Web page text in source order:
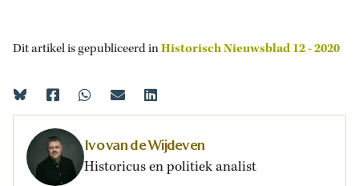
Dit artikel is gepubliceerd inHistorisch Nieuwsblad 12 - 2020
Ivo van de Wijdeven
Historicus en politiek analist